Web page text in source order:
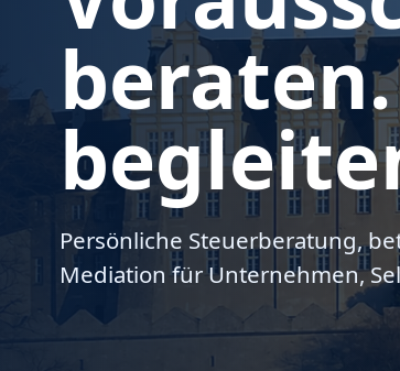
Persönliche Steuerberatung,
Mediation für Unternehmen,